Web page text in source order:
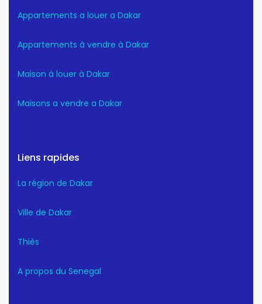
Appartements a louer a Dakar
Appartements à vendre à Dakar
Maison à louer à Dakar
Maisons a vendre a Dakar
Liens rapides
La région de Dakar
Ville de Dakar
Thiès
A propos du Senegal